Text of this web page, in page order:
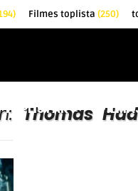
Filmes toplista (250)
TOPLISTÁK
Thomas